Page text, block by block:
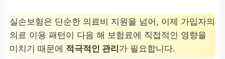
실손보험은 단순한 의료비 지원을 넘어, 이제 가입자의
의료 이용 패턴이 다음 해 보험료에 직접적인 영향을
미치기 때문에 적극적인 관리 가 필요합니다.